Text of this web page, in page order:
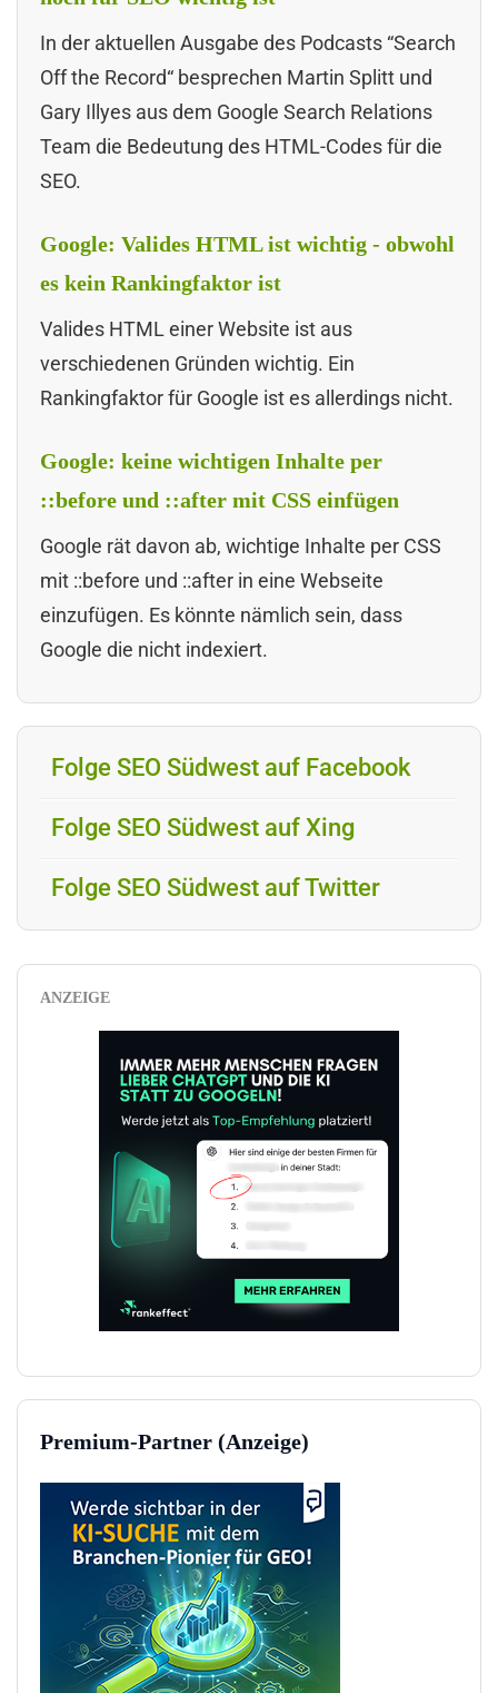
In der aktuellen Ausgabe des Podcasts “Search
Off the Record“ besprechen Martin Splitt und
Gary Illyes aus dem Google Search Relations
Team die Bedeutung des HTML-Codes für die
SEO.
Google: Valides HTML ist wichtig - obwohl
es kein Rankingfaktor ist
Valides HTML einer Website ist aus
verschiedenen Gründen wichtig. Ein
Rankingfaktor für Google ist es allerdings nicht.
Google: keine wichtigen Inhalte per
::before und ::after mit CSS einfügen
Google rät davon ab, wichtige Inhalte per CSS
mit ::before und ::after in eine Webseite
einzufügen. Es könnte nämlich sein, dass
Google die nicht indexiert.
Folge SEO Südwest auf Facebook
Folge SEO Südwest auf Xing
Folge SEO Südwest auf Twitter
ANZEIGE
Premium-Partner (Anzeige)